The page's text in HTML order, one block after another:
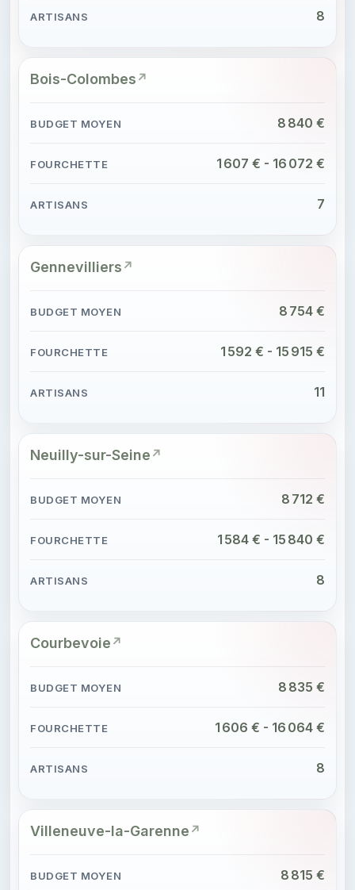
8
Bois-Colombes
8 840 €
1 607 € - 16 072 €
7
Gennevilliers
8 754 €
1 592 € - 15 915 €
11
Neuilly-sur-Seine
8 712 €
1 584 € - 15 840 €
8
Courbevoie
8 835 €
1 606 € - 16 064 €
8
Villeneuve-la-Garenne
8 815 €